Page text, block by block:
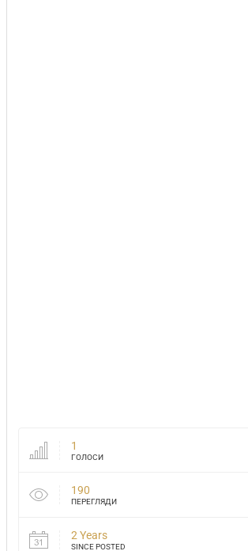
1
ГОЛОСИ
190
ПЕРЕГЛЯДИ
2 Years
SINCE POSTED